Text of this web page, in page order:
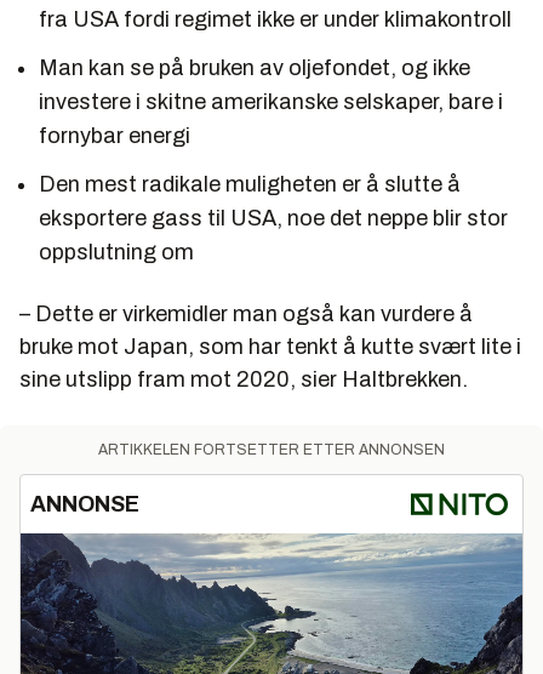
fra USA fordi regimet ikke er under klimakontroll
Man kan se på bruken av oljefondet, og ikke
investere i skitne amerikanske selskaper, bare i
fornybar energi
Den mest radikale muligheten er å slutte å
eksportere gass til USA, noe det neppe blir stor
oppslutning om
– Dette er virkemidler man også kan vurdere å
bruke mot Japan, som har tenkt å kutte svært lite i
sine utslipp fram mot 2020, sier Haltbrekken.
ARTIKKELEN FORTSETTER ETTER ANNONSEN
ANNONSE